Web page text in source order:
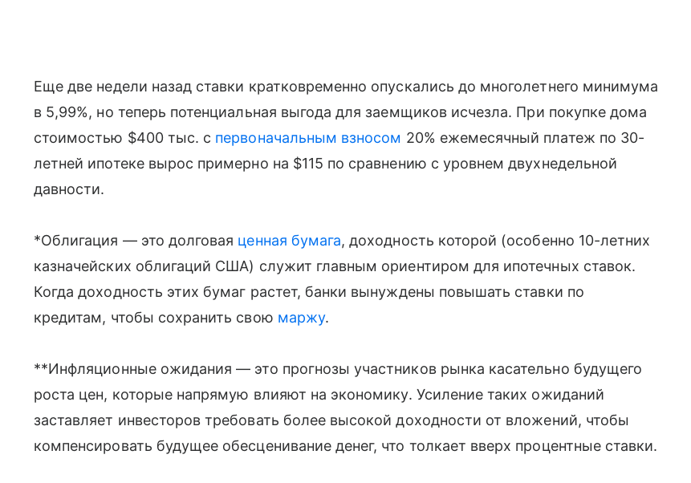
Еще две недели назад ставки кратковременно опускались до многолетнего минимума
в 5,99%, но теперь потенциальная выгода для заемщиков исчезла. При покупке дома
стоимостью $400 тыс. с первоначальным взносом 20% ежемесячный платеж по 30-
летней ипотеке вырос примерно на $115 по сравнению с уровнем двухнедельной
давности.
*Облигация — это долговая ценная бумага, доходность которой (особенно 10-летних
казначейских облигаций США) служит главным ориентиром для ипотечных ставок.
Когда доходность этих бумаг растет, банки вынуждены повышать ставки по
кредитам, чтобы сохранить свою маржу.
**Инфляционные ожидания — это прогнозы участников рынка касательно будущего
роста цен, которые напрямую влияют на экономику. Усиление таких ожиданий
заставляет инвесторов требовать более высокой доходности от вложений, чтобы
компенсировать будущее обесценивание денег, что толкает вверх процентные ставки.